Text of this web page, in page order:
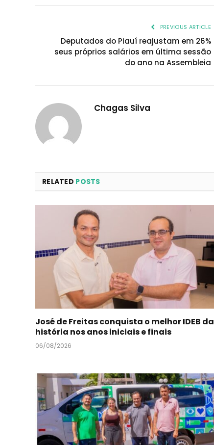
PREVIOUS ARTICLE
Deputados do Piauí reajustam em 26%
seus próprios salários em última sessão
do ano na Assembleia
Chagas Silva
RELATED POSTS
José de Freitas conquista o melhor IDEB da
história nos anos iniciais e finais
06/08/2026